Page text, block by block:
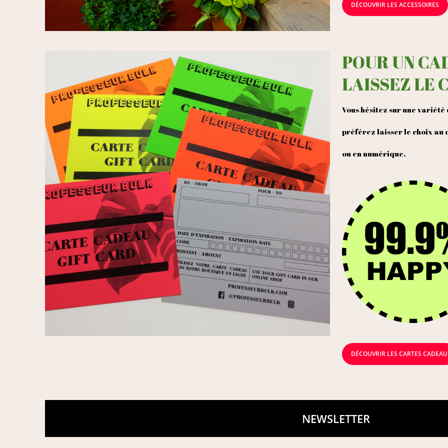
DÉCOUVRIR LES ACCESSOIRES
POUR UN
LAISSEZ LE
Vous hésitez sur une
préférez laisser le choix au
ou en numérique.
DÉCOUVRIR LES CARTES CADEAU
NEWSLETTER